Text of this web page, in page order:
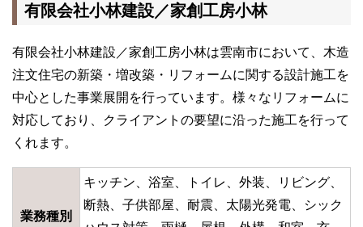
有限会社小林建設／家創工房小林
有限会社小林建設／家創工房小林は雲南市において、木造
注文住宅の新築・増改築・リフォームに関する設計施工を
中心とした事業展開を行っています。様々なリフォームに
対応しており、クライアントの要望に沿った施工を行って
くれます。
業務種別
キッチン、浴室、トイレ、外装、リビング、
断熱、子供部屋、耐震、太陽光発電、シック